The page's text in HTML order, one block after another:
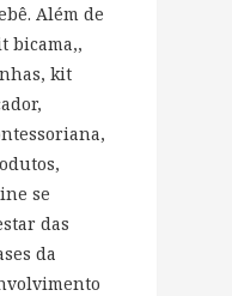
Além de
bicama,,
kit
se
das
da